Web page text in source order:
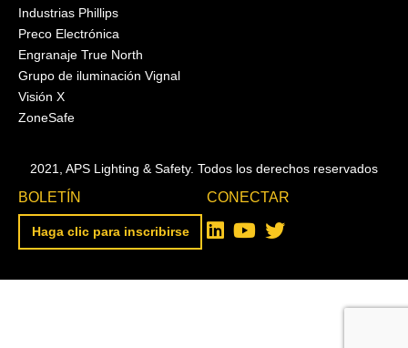
Industrias Phillips
Preco Electrónica
Engranaje True North
Grupo de iluminación Vignal
Visión X
ZoneSafe
2021, APS Lighting & Safety. Todos los derechos reservados
BOLETÍN
Haga clic para inscribirse
CONECTAR